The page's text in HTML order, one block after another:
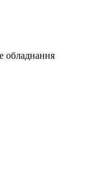
обладнання